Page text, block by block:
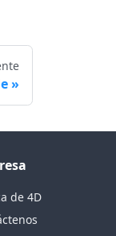
de 4D